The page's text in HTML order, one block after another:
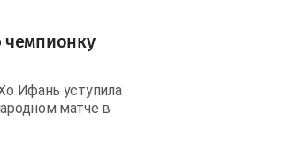
чемпионку
Ифань уступила
матче в